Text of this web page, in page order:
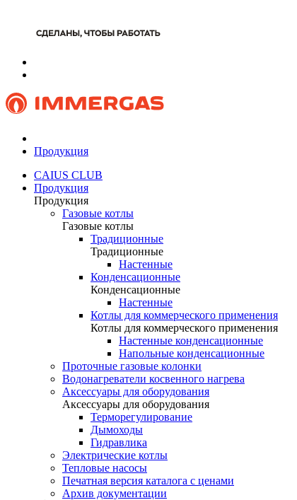
Продукция
CAIUS CLUB
Продукция
Продукция
Газовые котлы
Газовые котлы
Традиционные
Традиционные
Настенные
Конденсационные
Конденсационные
Настенные
Котлы для коммерческого применения
Котлы для коммерческого применения
Настенные конденсационные
Напольные конденсационные
Проточные газовые колонки
Водонагреватели косвенного нагрева
Аксессуары для оборудования
Аксессуары для оборудования
Терморегулирование
Дымоходы
Гидравлика
Электрические котлы
Тепловые насосы
Печатная версия каталога с ценами
Архив документации